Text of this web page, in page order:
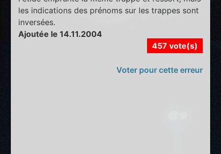
les indications des prénoms sur les trappes sont
inversées.
Ajoutée le 14.11.2004
457 vote(s)
Voter pour cette erreur